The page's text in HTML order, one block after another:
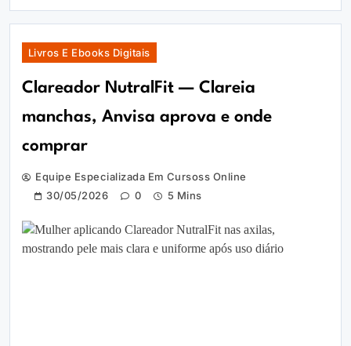
Livros E Ebooks Digitais
Clareador NutralFit — Clareia
manchas, Anvisa aprova e onde
comprar
Equipe Especializada Em Cursoss Online
30/05/2026
0 5 Mins